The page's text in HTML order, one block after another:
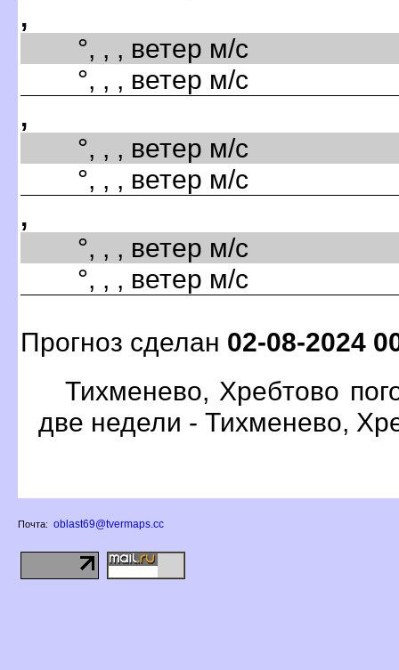
,
°, , , ветер м/с
°, , , ветер м/с
,
°, , , ветер м/с
°, , , ветер м/с
,
°, , , ветер м/с
°, , , ветер м/с
Прогноз сделан 02-08-2024
Тихменево, Хребтово
две недели - Тихменево,
Почта: oblast69@tvermaps.cc